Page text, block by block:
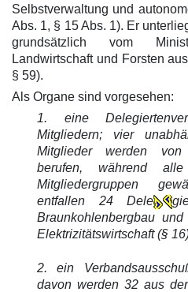
Selbstverwaltung und
Abs. 1, § 15 Abs. 1). Er
grundsätzlich vom
Landwirtschaft und Forsten
§ 59).
Als Organe sind vorgesehen:
1. eine
Mitgliedern; vier
Mitglieder werden von
berufen, während
Mitgliedergruppen
entfallen 24 Dele
Braunkohlenbergbau
Elektrizitätswirtschaft (§
2. ein
davon werden 32 aus